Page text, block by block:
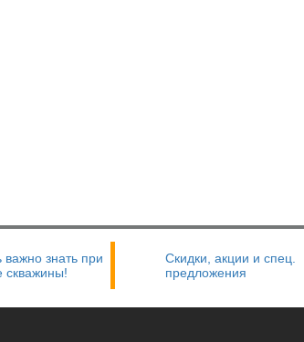
важно знать при
скважины!
Скидки, акции и спец.
предложения